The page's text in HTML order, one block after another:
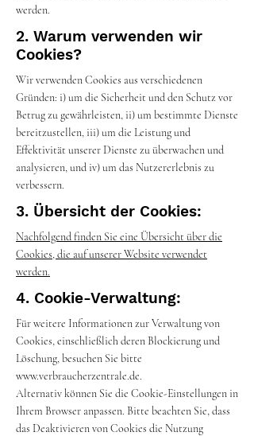
werden.
2. Warum verwenden wir
Cookies?
Wir verwenden Cookies aus verschiedenen
Gründen: i) um die Sicherheit und den Schutz vor
Betrug zu gewährleisten, ii) um bestimmte Dienste
bereitzustellen, iii) um die Leistung und
Effektivität unserer Dienste zu überwachen und
analysieren, und iv) um das Nutzererlebnis zu
verbessern.
3. Übersicht der Cookies:
Nachfolgend finden Sie eine Übersicht über die
Cookies, die auf unserer Website verwendet
werden.
4. Cookie-Verwaltung:
Für weitere Informationen zur Verwaltung von
Cookies, einschließlich deren Blockierung und
Löschung, besuchen Sie bitte
www.verbraucherzentrale.de.
Alternativ können Sie die Cookie-Einstellungen in
Ihrem Browser anpassen. Bitte beachten Sie, dass
das Deaktivieren von Cookies die Nutzung